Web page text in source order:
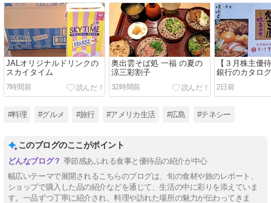
JALオリジナルドリンクの
スカイタイム
7時間前
奥出雲そば処 一福 の夏の
涼三彩割子
32時間前
【３月株主優
銀行のカタロ
ステラ＆きし
込みうどんセ
2日前
#料理 #グルメ #旅行 #アメリカ生活 #広島 #テネシー
このブログのここがポイント
季節感あふれる食事と優待品の紹介が中心
幅広いテーマで展開されるこちらのブログは、旬の食材や旅のレポート、
ショップで購入した品の紹介などを通じて、生活の中に彩りを添えていま
す。一品ずつ丁寧に紹介され、料理や訪れた場所の魅力が伝わってきま